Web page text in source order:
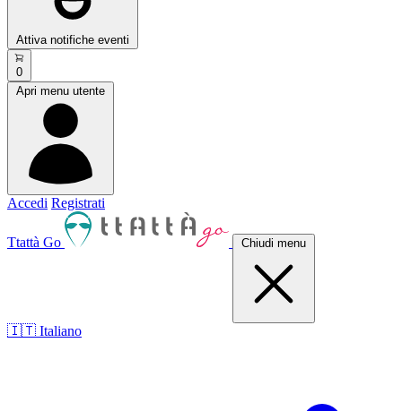
Attiva notifiche eventi
0
Apri menu utente
Accedi Registrati
Ttattà Go Chiudi menu
🇮🇹 Italiano